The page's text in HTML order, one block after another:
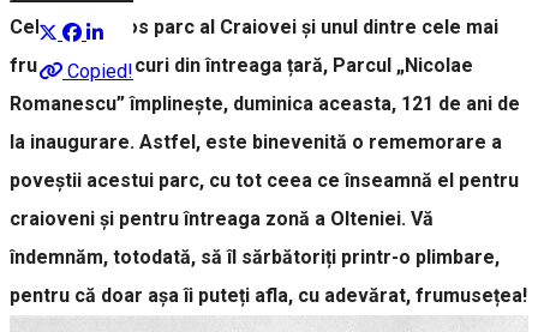
Copied!
Cel mai frumos parc al Craiovei și unul dintre cele mai
frumoase parcuri din întreaga țară, Parcul „Nicolae
Romanescu” împlinește, duminica aceasta, 121 de ani de
la inaugurare. Astfel, este binevenită o rememorare a
poveștii acestui parc, cu tot ceea ce înseamnă el pentru
craioveni și pentru întreaga zonă a Olteniei. Vă
îndemnăm, totodată, să îl sărbătoriți printr-o plimbare,
pentru că doar așa îi puteți afla, cu adevărat, frumusețea!